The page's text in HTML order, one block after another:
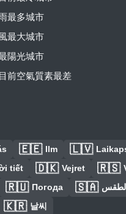
最多城市
風最大城市
陽光城市
目前空氣質素最差
🇪🇪 Ilm 🇱🇻
tiết 🇩🇰 Vejret 🇷🇸
🇷🇺 Погода 🇸🇦
🇰🇷 날씨